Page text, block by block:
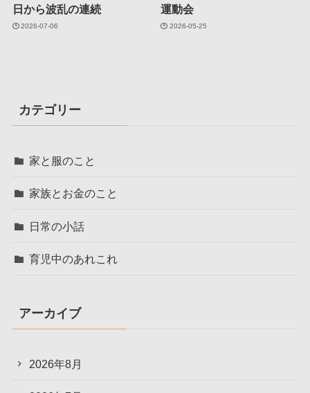
日から波乱の連続
2026-07-06
運動会
2026-05-25
カテゴリー
家と服のこと
家族とお金のこと
日常の小話
育児中のあれこれ
アーカイブ
2026年8月